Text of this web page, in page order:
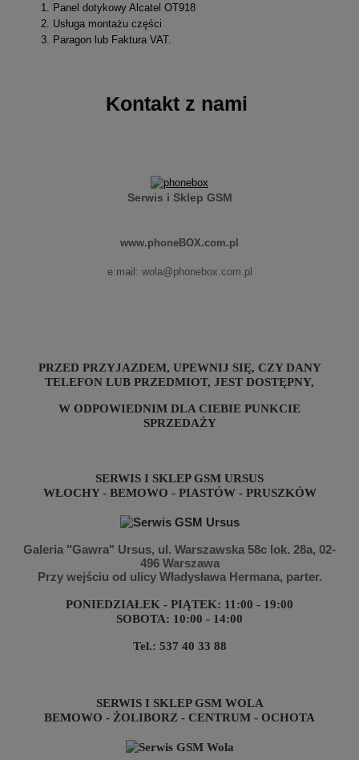
Panel dotykowy Alcatel OT918
Usługa montażu części
Paragon lub Faktura VAT.
Kontakt z nami
Serwis i Sklep GSM
www.phoneBOX.com.pl
e:mail: wola@phonebox.com.pl
PRZED PRZYJAZDEM, UPEWNIJ SIĘ, CZY DANY
TELEFON LUB PRZEDMIOT, JEST DOSTĘPNY,
W ODPOWIEDNIM DLA CIEBIE PUNKCIE
SPRZEDAŻY
SERWIS I SKLEP GSM URSUS
WŁOCHY - BEMOWO - PIASTÓW - PRUSZKÓW
Galeria "Gawra" Ursus, ul. Warszawska 58c lok. 28a, 02-
496 Warszawa
Przy wejściu od ulicy Władysława Hermana, parter.
PONIEDZIAŁEK - PIĄTEK: 11:00 - 19:00
SOBOTA: 10:00 - 14:00
Tel.: 537 40 33 88
SERWIS I SKLEP GSM WOLA
BEMOWO - ŻOLIBORZ - CENTRUM - OCHOTA